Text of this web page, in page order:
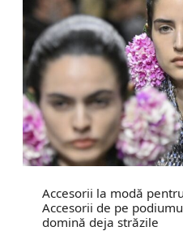
Accesorii la modă
Accesorii de pe
domină deja străzile